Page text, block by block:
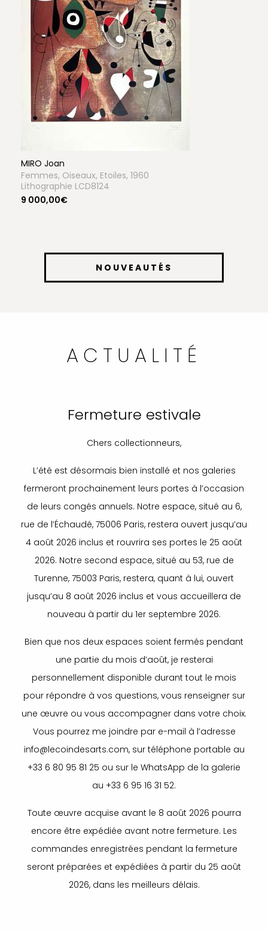
MIRO Joan
Femmes, Oiseaux, Etoiles, 1960
Lithographie LCD8124
9 000,00€
NOUVEAUTÉS
ACTUALITÉ
Fermeture estivale
Chers collectionneurs,
L’été est désormais bien installé et nos galeries
fermeront prochainement leurs portes à l’occasion
de leurs congés annuels. Notre espace, situé au 6,
rue de l’Échaudé, 75006 Paris, restera ouvert jusqu’au
4 août 2026 inclus et rouvrira ses portes le 25 août
2026. Notre second espace, situé au 53, rue de
Turenne, 75003 Paris, restera, quant à lui, ouvert
jusqu’au 8 août 2026 inclus et vous accueillera de
nouveau à partir du 1er septembre 2026.
Bien que nos deux espaces soient fermés pendant
une partie du mois d’août, je resterai
personnellement disponible durant tout le mois
pour répondre à vos questions, vous renseigner sur
une œuvre ou vous accompagner dans votre choix.
Vous pourrez me joindre par e-mail à l’adresse
info@lecoindesarts.com, sur téléphone portable au
+33 6 80 95 81 25 ou sur le WhatsApp de la galerie
au +33 6 95 16 31 52.
Toute œuvre acquise avant le 8 août 2026 pourra
encore être expédiée avant notre fermeture. Les
commandes enregistrées pendant la fermeture
seront préparées et expédiées à partir du 25 août
2026, dans les meilleurs délais.